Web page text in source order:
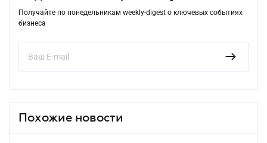
Получайте по понедельникам weekly-digest о ключевых событиях
бизнеса
Похожие новости